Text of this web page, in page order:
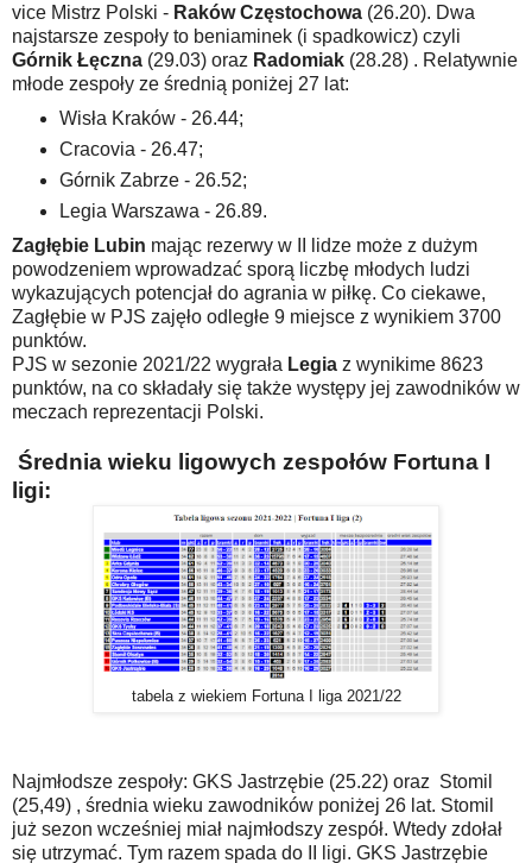
vice Mistrz Polski - Raków Częstochowa (26.20). Dwa
najstarsze zespoły to beniaminek (i spadkowicz) czyli
Górnik Łęczna (29.03) oraz Radomiak (28.28) . Relatywnie
młode zespoły ze średnią poniżej 27 lat:
Wisła Kraków - 26.44;
Cracovia - 26.47;
Górnik Zabrze - 26.52;
Legia Warszawa - 26.89.
Zagłębie Lubin mając rezerwy w II lidze może z dużym
powodzeniem wprowadzać sporą liczbę młodych ludzi
wykazujących potencjał do agrania w piłkę. Co ciekawe,
Zagłębie w PJS zajęło odległe 9 miejsce z wynikiem 3700
punktów.
PJS w sezonie 2021/22 wygrała Legia z wynikime 8623
punktów, na co składały się także występy jej zawodników w
meczach reprezentacji Polski.
Średnia wieku ligowych zespołów Fortuna I
ligi:
tabela z wiekiem Fortuna I liga 2021/22
Najmłodsze zespoły: GKS Jastrzębie (25.22) oraz Stomil
(25,49) , średnia wieku zawodników poniżej 26 lat. Stomil
już sezon wcześniej miał najmłodszy zespół. Wtedy zdołał
się utrzymać. Tym razem spada do II ligi. GKS Jastrzębie